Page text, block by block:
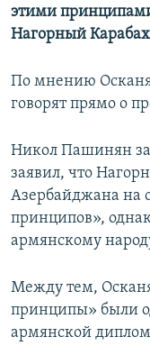
этими
Нагорный
По мнению
говорят прямо о
Никол Пашинян
заявил, что
Азербайджана на
принципов»,
армянскому
Между тем,
принципы» были
армянской